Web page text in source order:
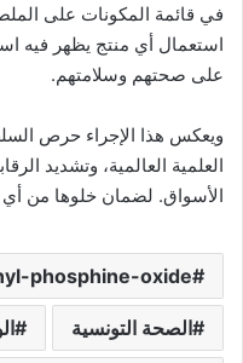
في قائمة المكونات على
استعمال أي منتج يظهر فيه
على صحتهم وسلامتهم.
ويعكس هذا الإجراء حرص
العلمية العالمية، وتشديد
الأسواق. لضمان خلوها من
phosphine-oxide
الصحة التونسية